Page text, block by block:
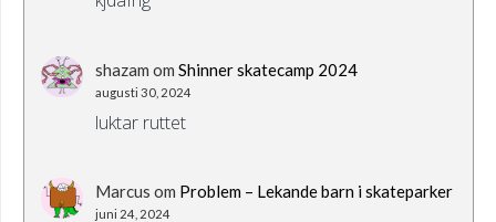
shazam om Shinner skatecamp 2024
augusti 30, 2024
luktar ruttet
Marcus om Problem – Lekande barn i skateparker
juni 24, 2024